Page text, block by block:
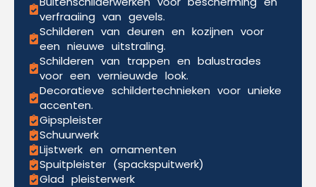
verfraaiing van gevels.
Schilderen van deuren en kozijnen voor
een nieuwe uitstraling.
Schilderen van trappen en balustrades
voor een vernieuwde look.
Decoratieve schildertechnieken voor unieke
accenten.
Gipspleister
Schuurwerk
Lijstwerk en ornamenten
Spuitpleister (spackspuitwerk)
Glad pleisterwerk